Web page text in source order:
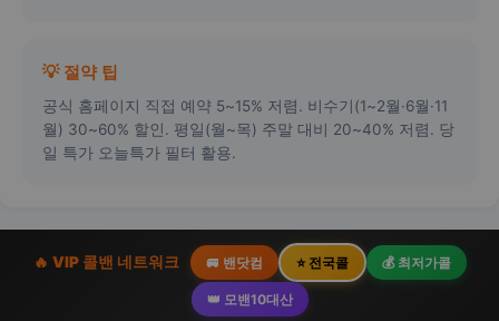
💡 절약 팁
공식 홈페이지 직접 예약 5~15% 저렴. 비수기(1~2월·6월·11
월) 30~60% 할인. 평일(월~목) 주말 대비 20~40% 저렴. 당
일 특가 오늘특가 필터 활용.
🔥 VIP 콜밴 네트워크 🚐 밴닷컴 ⭐ 전국콜 💰 최저가콜
👑 모밴10대산